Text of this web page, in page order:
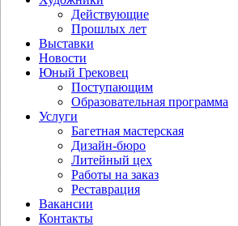
Действующие
Прошлых лет
Выставки
Новости
Юный Грековец
Поступающим
Образовательная программа
Услуги
Багетная мастерская
Дизайн-бюро
Литейный цех
Работы на заказ
Реставрация
Вакансии
Контакты